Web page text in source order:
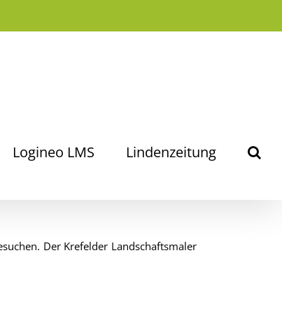
Logineo LMS Lindenzeitung
Der Krefelder Landschaftsmaler